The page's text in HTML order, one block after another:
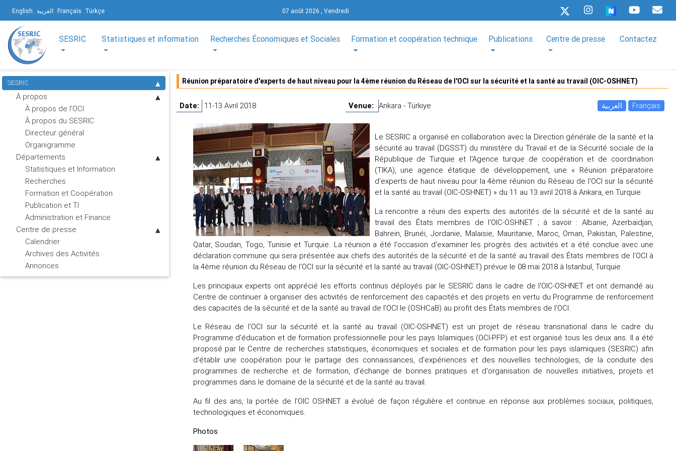
English العربية Français Türkçe 07 août 2026 , Vendredi
SESRIC Statistiques et information Recherches Économiques et Sociales Formation et coopération technique Publications Centre de presse Contactez
SESRIC
À propos
À propos de l'OCI
À propos du SESRIC
Directeur général
Organigramme
Départements
Statistiques et Information
Recherches
Formation et Coopération
Publication et TI
Administration et Finance
Centre de presse
Calendrier
Archives des Activités
Annonces
Réunion préparatoire d'experts de haut niveau pour la 4ème réunion du Réseau de l'OCI sur la sécurité et la santé au travail (OIC-OSHNET)
Date: 11-13 Avril 2018 Venue: Ankara - Türkiye العربية Français
Le SESRIC a organisé en collaboration avec la Direction générale de la santé et la
sécurité au travail (DGSST) du ministère du Travail et de la Sécurité sociale de la
République de Turquie et l'Agence turque de coopération et de coordination
(TIKA), une agence étatique de développement, une « Réunion préparatoire
d'experts de haut niveau pour la 4ème réunion du Réseau de l'OCI sur la sécurité
et la santé au travail (OIC-OSHNET) » du 11 au 13 avril 2018 à Ankara, en Turquie.
La rencontre a réuni des experts des autorités de la sécurité et de la santé au
travail des États membres de l'OIC-OSHNET ; à savoir : Albanie, Azerbaïdjan,
Bahreïn, Brunéi, Jordanie, Malaisie, Mauritanie, Maroc, Oman, Pakistan, Palestine,
Qatar, Soudan, Togo, Tunisie et Turquie. La réunion a été l'occasion d'examiner les progrès des activités et a été conclue avec une
déclaration commune qui sera présentée aux chefs des autorités de la sécurité et de la santé au travail des États membres de l'OCI à
la 4ème réunion du Réseau de l'OCI sur la sécurité et la santé au travail (OIC-OSHNET) prévue le 08 mai 2018 à Istanbul, Turquie.
Les principaux experts ont apprécié les efforts continus déployés par le SESRIC dans le cadre de l'OIC-OSHNET et ont demandé au
Centre de continuer à organiser des activités de renforcement des capacités et des projets en vertu du Programme de renforcement
des capacités de la sécurité et de la santé au travail de l'OCI le (OSHCaB) au profit des États membres de l'OCI.
Le Réseau de l'OCI sur la sécurité et la santé au travail (OIC-OSHNET) est un projet de réseau transnational dans le cadre du
Programme d'éducation et de formation professionnelle pour les pays Islamiques (OCI-PFP) et est organisé tous les deux ans. Il a été
proposé par le Centre de recherches statistiques, économiques et sociales et de formation pour les pays islamiques (SESRIC) afin
d'établir une coopération pour le partage des connaissances, d'expériences et des nouvelles technologies, de la conduite des
programmes de recherche et de formation, d'échange de bonnes pratiques et d'organisation de nouvelles initiatives, projets et
programmes dans le domaine de la sécurité et de la santé au travail.
Au fil des ans, la portée de l'OIC OSHNET a évolué de façon régulière et continue en réponse aux problèmes sociaux, politiques,
technologiques et économiques.
Photos